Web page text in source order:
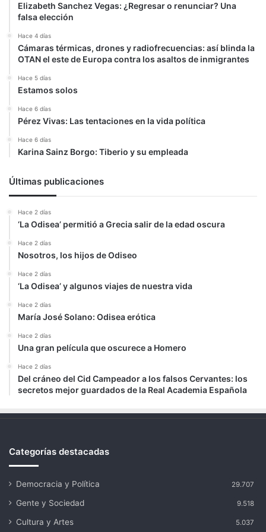
Elizabeth Sanchez Vegas: ¿Regresar o renunciar? Una
falsa elección
Hace 4 días
Cámaras térmicas, drones y radiofrecuencias: así blinda la
OTAN el este de Europa contra los asaltos de inmigrantes
Hace 5 días
Estamos solos
Hace 6 días
Pérez Vivas: Las tentaciones en la vida política
Hace 6 días
Karina Sainz Borgo: Tiberio y su empleada
Últimas publicaciones
Hace 2 días
‘La Odisea’ permitió a Grecia salir de la edad oscura
Hace 2 días
Nosotros, los hijos de Odiseo
Hace 2 días
‘La Odisea’ y algunos viajes de nuestra vida
Hace 2 días
María José Solano: Odisea erótica
Hace 2 días
Una gran película que oscurece a Homero
Hace 2 días
Del cráneo del Cid Campeador a los falsos Cervantes: los
secretos mejor guardados de la Real Academia Española
Categorías destacadas
Democracia y Política 29.707
Gente y Sociedad 9.518
Cultura y Artes 5.037